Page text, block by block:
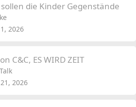
die Kinder Gegenstände
2026
C&C, ES WIRD ZEIT
2026